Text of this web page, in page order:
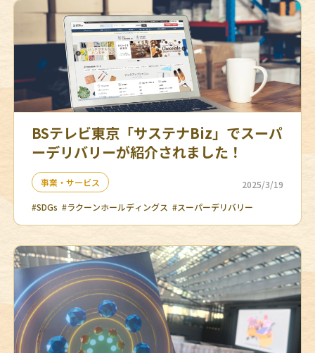
BSテレビ東京「サステナBiz」でスーパ
ーデリバリーが紹介されました！
事業・サービス
2025/3/19
#SDGs #ラクーンホールディングス #スーパーデリバリー